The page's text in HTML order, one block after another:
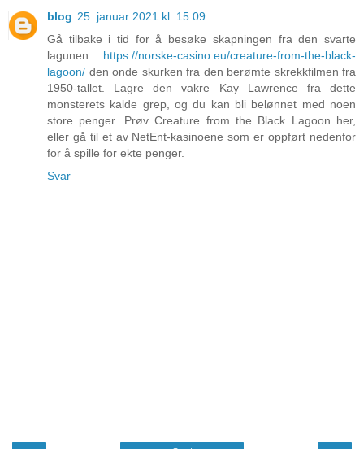
blog 25. januar 2021 kl. 15.09
Gå tilbake i tid for å besøke skapningen fra den svarte
lagunen https://norske-casino.eu/creature-from-the-black-
lagoon/ den onde skurken fra den berømte skrekkfilmen fra
1950-tallet. Lagre den vakre Kay Lawrence fra dette
monsterets kalde grep, og du kan bli belønnet med noen
store penger. Prøv Creature from the Black Lagoon her,
eller gå til et av NetEnt-kasinoene som er oppført nedenfor
for å spille for ekte penger.
Svar